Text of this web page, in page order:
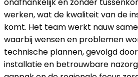
onafhankelijk en zonder
werken, wat de kwaliteit van de
komt. Het team werkt nauw
waarbij wensen en problemen
technische plannen, gevolgd
installatie en betrouwbare